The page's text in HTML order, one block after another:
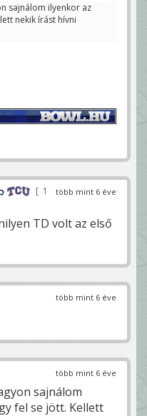
sajnálom ilyenkor az
nekik írást hívni
több mint 6 éve
1
TD volt az első
több mint 6 éve
több mint 6 éve
sajnálom
fel se jött. Kellett